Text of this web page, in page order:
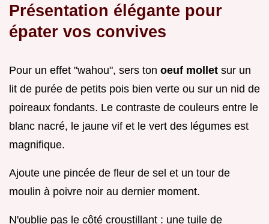
Présentation élégante pour
épater vos convives
Pour un effet "wahou", sers ton oeuf mollet sur un
lit de purée de petits pois bien verte ou sur un nid de
poireaux fondants. Le contraste de couleurs entre le
blanc nacré, le jaune vif et le vert des légumes est
magnifique.
Ajoute une pincée de fleur de sel et un tour de
moulin à poivre noir au dernier moment.
N'oublie pas le côté croustillant : une tuile de